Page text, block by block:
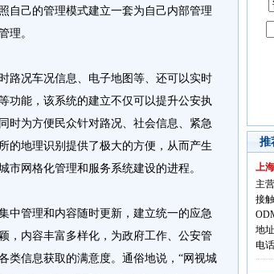
自己的管理模式建立一套为自己内部管理
理。
况车况信息、电子地图等、还可以实时
功能，该系统的建立不仅可以提升公安执
时为方便民众针对路况、社会信息、紧急
的地理识别提供了极大的方便，从而产生
网格化管理和服务系统建设的进程。
管理和内容随时更新，建立统一的应急
，内容丰富多样化，为政府工作、公安管
类信息获取的满意度。通俗地说，“网视城
推
上
主
接
地
电